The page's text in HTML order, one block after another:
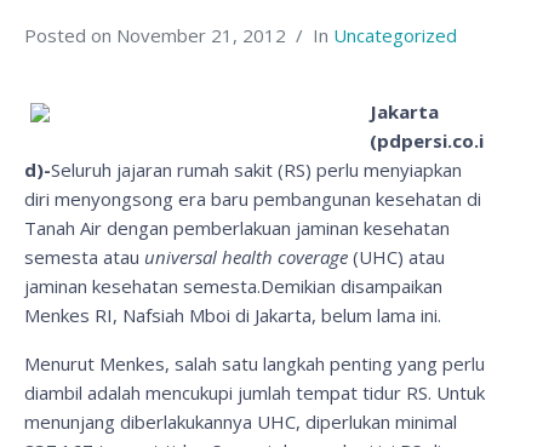
Posted on November 21, 2012 In Uncategorized
Jakarta
(pdpersi.co.i
d)-Seluruh jajaran rumah sakit (RS) perlu menyiapkan
diri menyongsong era baru pembangunan kesehatan di
Tanah Air dengan pemberlakuan jaminan kesehatan
semesta atau universal health coverage (UHC) atau
jaminan kesehatan semesta.Demikian disampaikan
Menkes RI, Nafsiah Mboi di Jakarta, belum lama ini.
Menurut Menkes, salah satu langkah penting yang perlu
diambil adalah mencukupi jumlah tempat tidur RS. Untuk
menunjang diberlakukannya UHC, diperlukan minimal